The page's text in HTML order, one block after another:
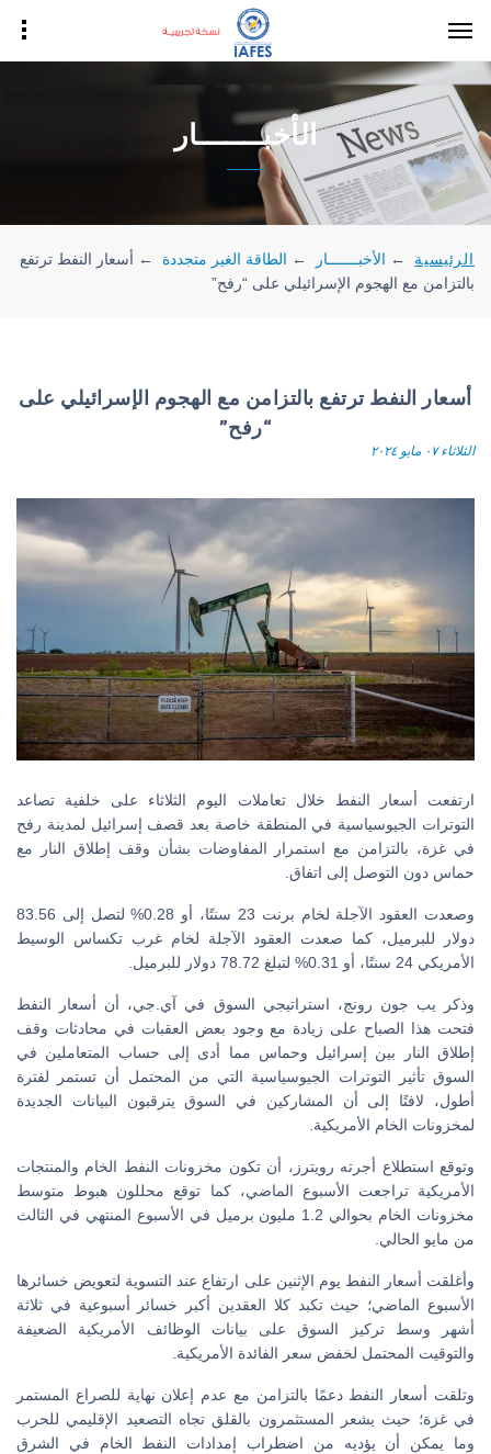
الأخبـــــــار
الرئيسية ← الأخبـــــــار ← الطاقة الغير متجددة ← أسعار النفط ترتفع
بالتزامن مع الهجوم الإسرائيلي على “رفح”
أسعار النفط ترتفع بالتزامن مع الهجوم الإسرائيلي على
“رفح”
الثلاثاء ٠٧ مايو ٢٠٢٤
ارتفعت أسعار النفط خلال تعاملات اليوم الثلاثاء على خلفية تصاعد
التوترات الجيوسياسية في المنطقة خاصة بعد قصف إسرائيل لمدينة رفح
في غزة، بالتزامن مع استمرار المفاوضات بشأن وقف إطلاق النار مع
حماس دون التوصل إلى اتفاق.
وصعدت العقود الآجلة لخام برنت 23 سنتًا، أو 0.28% لتصل إلى 83.56
دولار للبرميل، كما صعدت العقود الآجلة لخام غرب تكساس الوسيط
الأمريكي 24 سنتًا، أو 0.31% لتبلغ 78.72 دولار للبرميل.
وذكر يب جون رونج، استراتيجي السوق في آي.جي، أن أسعار النفط
فتحت هذا الصباح على زيادة مع وجود بعض العقبات في محادثات وقف
إطلاق النار بين إسرائيل وحماس مما أدى إلى حساب المتعاملين في
السوق تأثير التوترات الجيوسياسية التي من المحتمل أن تستمر لفترة
أطول، لافتًا إلى أن المشاركين في السوق يترقبون البيانات الجديدة
لمخزونات الخام الأمريكية.
وتوقع استطلاع أجرته رويترز، أن تكون مخزونات النفط الخام والمنتجات
الأمريكية تراجعت الأسبوع الماضي، كما توقع محللون هبوط متوسط
مخزونات الخام بحوالي 1.2 مليون برميل في الأسبوع المنتهي في الثالث
من مايو الحالي.
وأغلقت أسعار النفط يوم الإثنين على ارتفاع عند التسوية لتعويض خسائرها
الأسبوع الماضي؛ حيث تكبد كلا العقدين أكبر خسائر أسبوعية في ثلاثة
أشهر وسط تركيز السوق على بيانات الوظائف الأمريكية الضعيفة
والتوقيت المحتمل لخفض سعر الفائدة الأمريكية.
وتلقت أسعار النفط دعمًا بالتزامن مع عدم إعلان نهاية للصراع المستمر
في غزة؛ حيث يشعر المستثمرون بالقلق تجاه التصعيد الإقليمي للحرب
وما يمكن أن يؤديه من اضطراب إمدادات النفط الخام في الشرق